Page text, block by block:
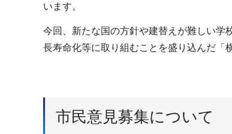
います。
今回、新たな国の方針や建替えが難しい学
長寿命化等に取り組むことを盛り込んだ「
市民意見募集について